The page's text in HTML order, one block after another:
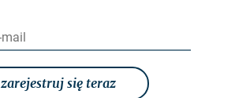
zarejestruj się teraz